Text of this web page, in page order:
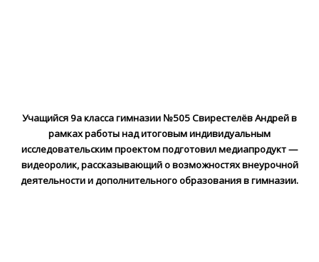
Учащийся 9а класса гимназии №505 Свирестелёв Андрей в
рамках работы над итоговым индивидуальным
исследовательским проектом подготовил медиапродукт —
видеоролик, рассказывающий о возможностях внеурочной
деятельности и дополнительного образования в гимназии.